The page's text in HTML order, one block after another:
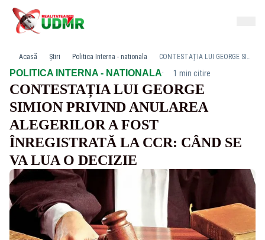
Acasă Știri Politica Interna - nationala CONTESTAȚIA LUI GEORGE SIMION PRIVIND ANULAREA ALEGERILOR A FOST ÎNREGISTRATĂ LA CCR: CÂND SE VA LUA O DECIZIE
POLITICA INTERNA - NATIONALA· 1 min citire
CONTESTAȚIA LUI GEORGE
SIMION PRIVIND ANULAREA
ALEGERILOR A FOST
ÎNREGISTRATĂ LA CCR: CÂND SE
VA LUA O DECIZIE